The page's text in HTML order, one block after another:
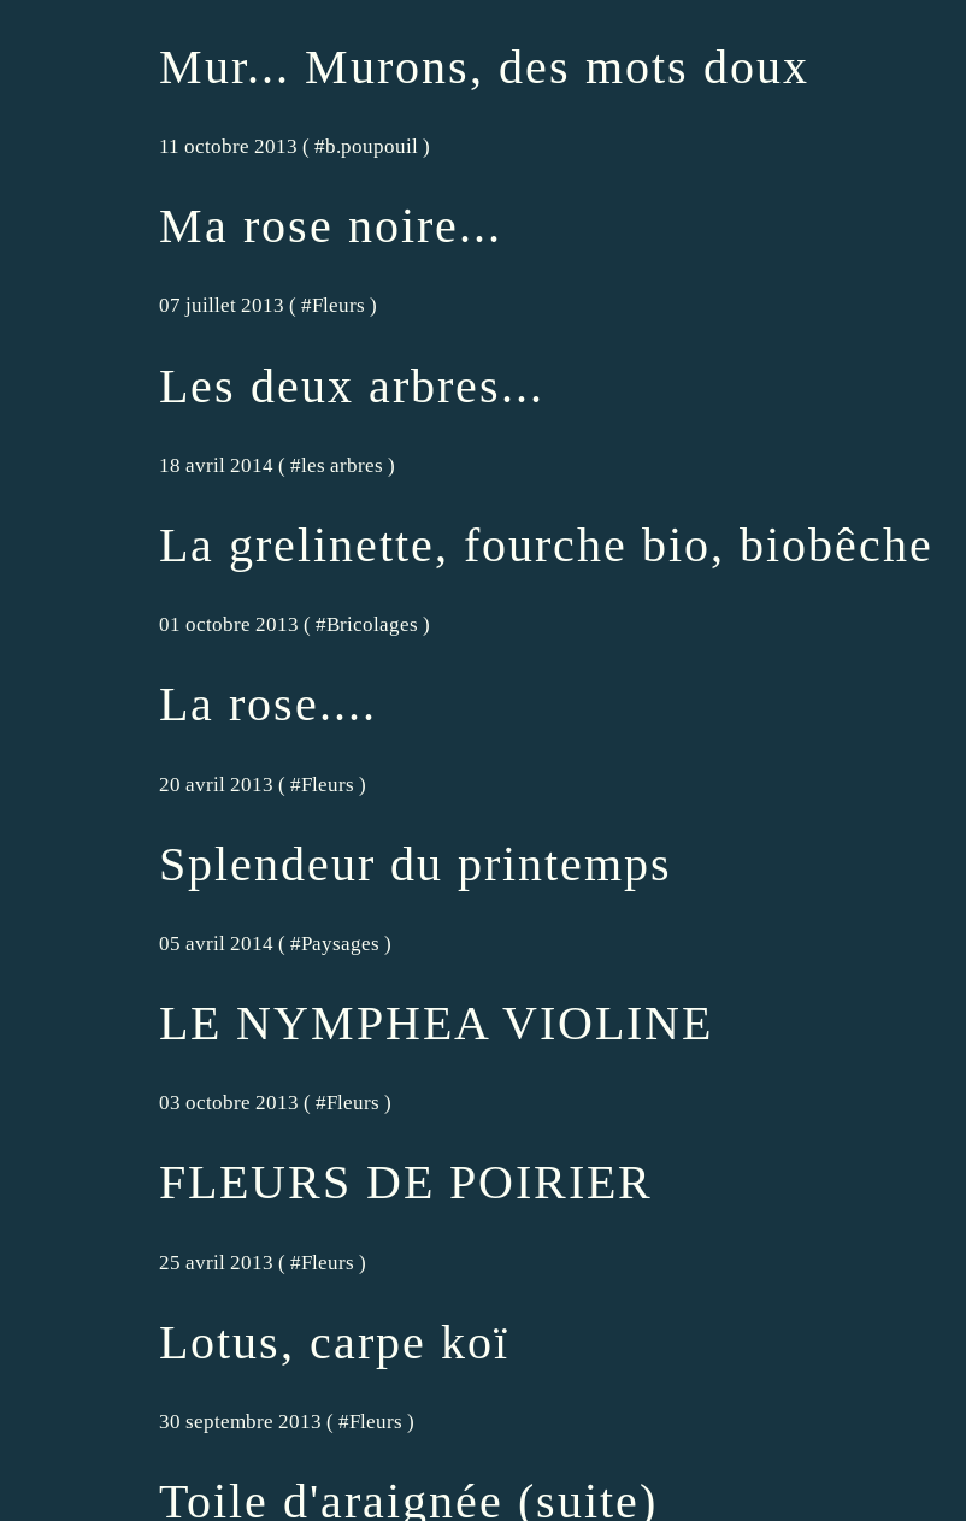
Mur... Murons, des mots doux
11 octobre 2013 ( #b.poupouil )
Ma rose noire...
07 juillet 2013 ( #Fleurs )
Les deux arbres...
18 avril 2014 ( #les arbres )
La grelinette, fourche bio, biobêche
01 octobre 2013 ( #Bricolages )
La rose....
20 avril 2013 ( #Fleurs )
Splendeur du printemps
05 avril 2014 ( #Paysages )
LE NYMPHEA VIOLINE
03 octobre 2013 ( #Fleurs )
FLEURS DE POIRIER
25 avril 2013 ( #Fleurs )
Lotus, carpe koï
30 septembre 2013 ( #Fleurs )
Toile d'araignée (suite)